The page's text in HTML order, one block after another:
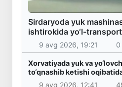
Sirdaryoda yuk
ishtirokida yo‘l-
9 avg 2026, 19:21 0
Xorvatiyada yuk va
to‘qnashib ketishi
9 avg 2026, 12:41